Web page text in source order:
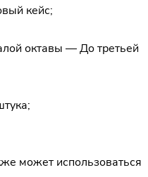
кейс;
октавы — До третьей
может использоваться